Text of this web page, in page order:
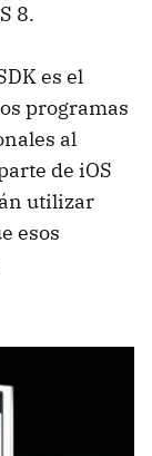
8.
es el
programas
al
de iOS
utilizar
esos